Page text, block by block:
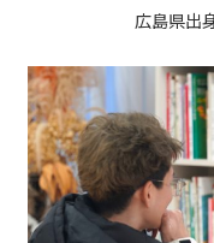
広島県出